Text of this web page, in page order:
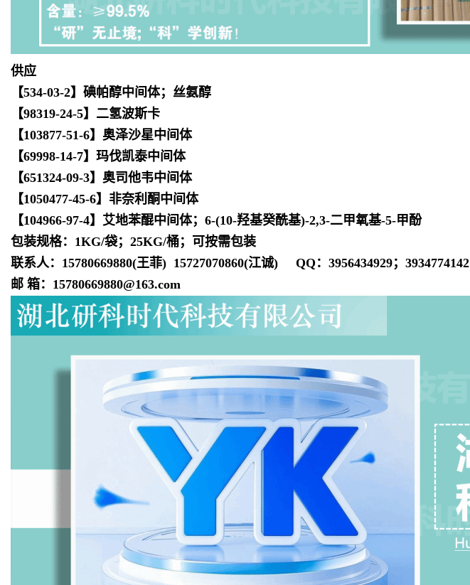
供应
【534-03-2】碘帕醇中间体；丝氨醇
【98319-24-5】二氢波斯卡
【103877-51-6】奥泽沙星中间体
【69998-14-7】玛伐凯泰中间体
【651324-09-3】奥司他韦中间体
【1050477-45-6】非奈利酮中间体
【104966-97-4】艾地苯醌中间体；6-(10-羟基癸酰基)-2,3-二甲氧基-5-甲酚
包装规格：1KG/袋；25KG/桶；可按需包装
联系人：15780669880(王菲) 15727070860(江诚) QQ：3956434929；3934774142
邮 箱：15780669880@163.com